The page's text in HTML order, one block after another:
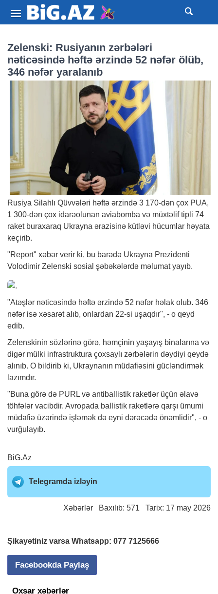
Zelenski: Rusiyanın zərbələri
nəticəsində həftə ərzində 52 nəfər ölüb,
346 nəfər yaralanıb
Rusiya Silahlı Qüvvələri həftə ərzində 3 170-dən çox PUA,
1 300-dən çox idarəolunan aviabomba və müxtəlif tipli 74
raket buraxaraq Ukrayna ərazisinə kütləvi hücumlar həyata
keçirib.
"Report" xəbər verir ki, bu barədə Ukrayna Prezidenti
Volodimir Zelenski sosial şəbəkələrdə məlumat yayıb.
"Atəşlər nəticəsində həftə ərzində 52 nəfər həlak olub. 346
nəfər isə xəsarət alıb, onlardan 22-si uşaqdır", - o qeyd
edib.
Zelenskinin sözlərinə görə, həmçinin yaşayış binalarına və
digər mülki infrastruktura çoxsaylı zərbələrin dəydiyi qeydə
alınıb. O bildirib ki, Ukraynanın müdafiəsini gücləndirmək
lazımdır.
"Buna görə də PURL və antiballistik raketlər üçün əlavə
töhfələr vacibdir. Avropada ballistik raketlərə qarşı ümumi
müdafiə üzərində işləmək də eyni dərəcədə önəmlidir", - o
vurğulayıb.
BiG.Az
Telegramda izləyin
Xəbərlər Baxılıb: 571 Tarix: 17 may 2026
Şikayətiniz varsa Whatsapp: 077 7125666
Facebookda Paylaş
Oxşar xəbərlər